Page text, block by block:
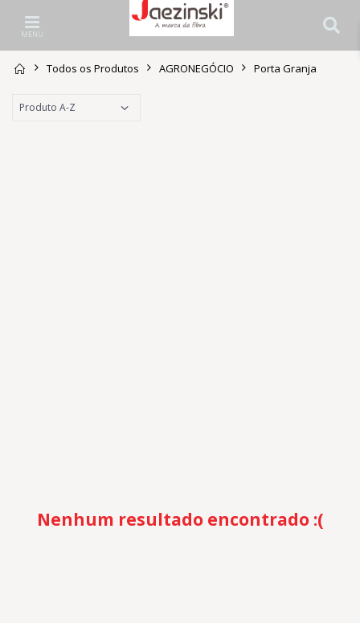
MENU
Todos os Produtos AGRONEGÓCIO Porta Granja
Nenhum resultado encontrado :(